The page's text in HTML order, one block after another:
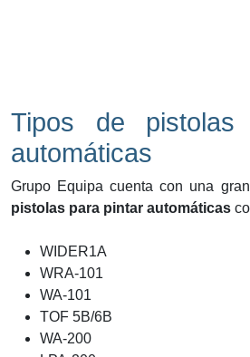
Tipos de pistolas
automáticas
Grupo Equipa cuenta con una
pistolas para pintar automáticas
WIDER1A
WRA-101
WA-101
TOF 5B/6B
WA-200